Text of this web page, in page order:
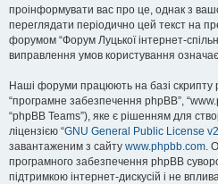
проінформувати вас про це, однак з
переглядати періодично цей текст на
форумом “Форум Луцької інтернет-
виправлення умов користування
Наші форуми працюють на базі скрипту
“програмне забезпечення phpBB”,
“phpBB Teams”), яке є рішенням для
ліцензією “GNU General Public License v2
завантаженим з сайту www.phpbb.com.
програмного забезпечення phpBB суворо
підтримкою інтернет-дискусій і не